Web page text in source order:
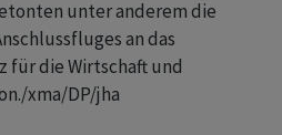
unter anderem die
an das
für die Wirtschaft und
xma/DP/jha